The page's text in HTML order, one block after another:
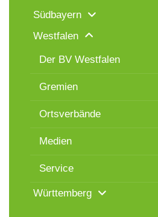
Südbayern
Westfalen
Der BV Westfalen
Gremien
Ortsverbände
Medien
Service
Württemberg